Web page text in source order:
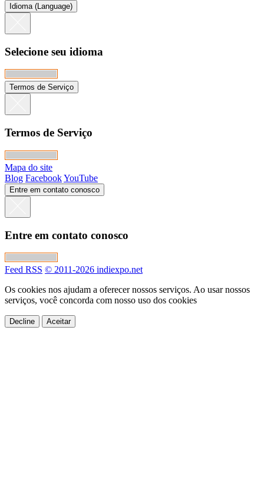
Idioma (Language)
Selecione seu idioma
Termos de Serviço
Termos de Serviço
Mapa do site
Blog FacebookYouTube
Entre em contato conosco
Entre em contato conosco
Feed RSS © 2011-2026 indiexpo.net
Os cookies nos ajudam a oferecer nossos serviços. Ao usar nossos
serviços, você concorda com nosso uso dos cookies
Decline Aceitar